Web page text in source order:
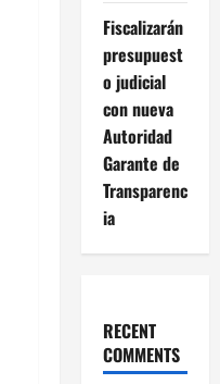
Fiscalizarán
presupuest
o judicial
con nueva
Autoridad
Garante de
Transparenc
ia
RECENT
COMMENTS